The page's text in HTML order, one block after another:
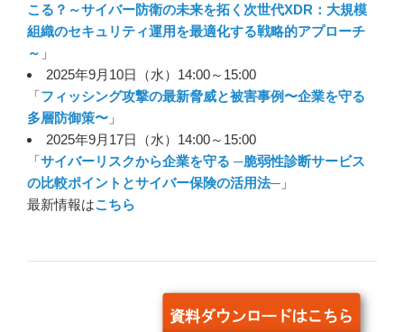
こる？～サイバー防衛の未来を拓く次世代XDR：大規模
組織のセキュリティ運用を最適化する戦略的アプローチ
～ 」
2025年9月10日（水）14:00～15:00
「フィッシング攻撃の最新脅威と被害事例〜企業を守る
多層防御策〜 」
2025年9月17日（水）14:00～15:00
「サイバーリスクから企業を守る ─脆弱性診断サービス
の比較ポイントとサイバー保険の活用法─ 」
最新情報はこちら